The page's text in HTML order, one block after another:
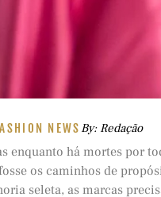
NEWS By: Redação
enquanto há mortes por
os caminhos de
seleta, as marcas